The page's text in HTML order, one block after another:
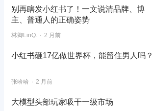
别再瞎发小红书了！一文说清品牌、博
主、普通人的正确姿势
林卿LinQ. 2 月前
小红书砸17亿做世界杯，能留住男人吗？
张哈哈 2 月前
大模型头部玩家吸干一级市场